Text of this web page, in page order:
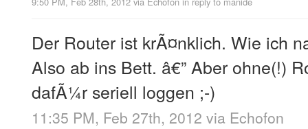
Der Router ist krÃ¤nklich. Wie ich
Also ab ins Bett. â€” Aber ohne(!)
dafÃ¼r seriell loggen ;-)
11:35 PM, Feb 27th, 2012 via Echofon